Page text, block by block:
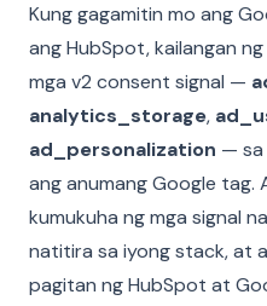
Kung gagamitin mo ang
ang HubSpot, kailangan
mga v2 consent signal —
analytics_storage,
ad_personalization — sa
ang anumang Google tag.
kumukuha ng mga signal
natitira sa iyong stack, at
pagitan ng HubSpot at